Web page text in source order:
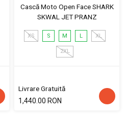
Cască Moto Open Face SHARK
SKWAL JET PRANZ
XS S M L XL
2XL
Livrare Gratuită
1,440.00 RON